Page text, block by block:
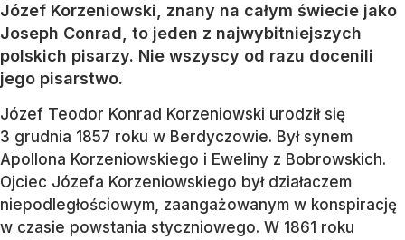
Józef Korzeniowski, znany na całym świecie jako
Joseph Conrad, to jeden z najwybitniejszych
polskich pisarzy. Nie wszyscy od razu docenili
jego pisarstwo.
Józef Teodor Konrad Korzeniowski urodził się
3 grudnia 1857 roku w Berdyczowie. Był synem
Apollona Korzeniowskiego i Eweliny z Bobrowskich.
Ojciec Józefa Korzeniowskiego był działaczem
niepodległościowym, zaangażowanym w konspirację
w czasie powstania styczniowego. W 1861 roku